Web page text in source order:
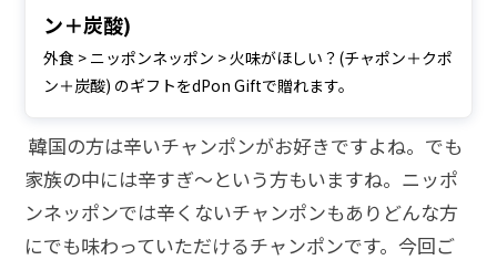
ン＋炭酸)
外食 > ニッポンネッポン > 火味がほしい？(チャポン＋クポ
ン＋炭酸) のギフトをdPon Giftで贈れます。
韓国の方は辛いチャンポンがお好きですよね。でも
家族の中には辛すぎ～という方もいますね。ニッポ
ンネッポンでは辛くないチャンポンもありどんな方
にでも味わっていただけるチャンポンです。今回ご